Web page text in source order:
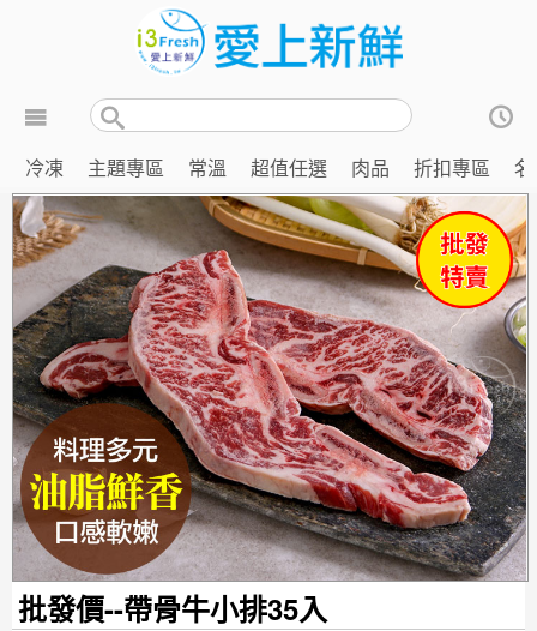
冷凍 主題專區 常溫 超值任選 肉品 折扣專區
批發價--帶骨牛小排35入